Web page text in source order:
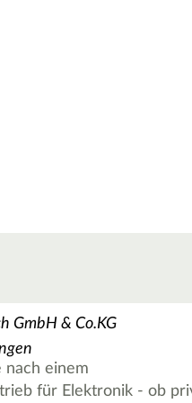
GmbH & Co.KG
nach einem
für Elektronik - ob